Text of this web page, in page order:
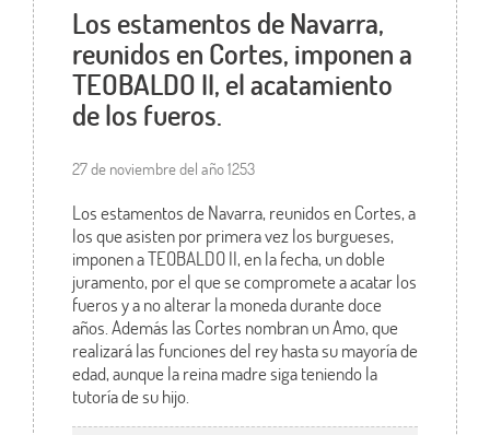
Los estamentos de Navarra,
reunidos en Cortes, imponen a
TEOBALDO II, el acatamiento
de los fueros.
27 de noviembre del año 1253
Los estamentos de Navarra, reunidos en Cortes, a
los que asisten por primera vez los burgueses,
imponen a TEOBALDO II, en la fecha, un doble
juramento, por el que se compromete a acatar los
fueros y a no alterar la moneda durante doce
años. Además las Cortes nombran un Amo, que
realizará las funciones del rey hasta su mayoría de
edad, aunque la reina madre siga teniendo la
tutoría de su hijo.